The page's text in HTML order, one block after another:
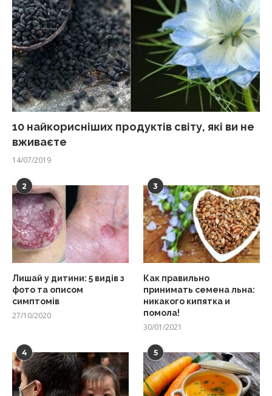
10 найкорисніших продуктів світу, які ви не
вживаєте
14/07/2019
2
Лишай у дитини: 5 видів з
фото та описом
симптомів
27/10/2020
3
Как правильно
принимать семена льна:
никакого кипятка и
помола!
30/01/2021
4 5